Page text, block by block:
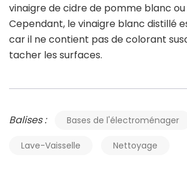
vinaigre de cidre de pomme blanc ou
Cependant, le vinaigre blanc distillé
car il ne contient pas de colorant
tacher les surfaces.
Balises : Bases de l'électroménager
Lave-Vaisselle Nettoyage